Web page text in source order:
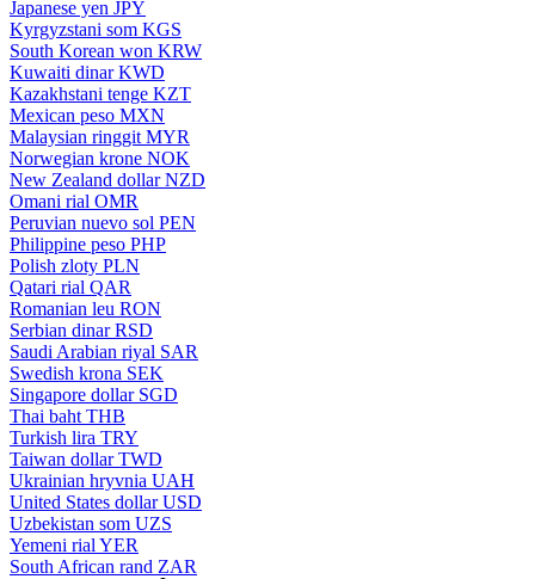
Japanese yen JPY
Kyrgyzstani som KGS
South Korean won KRW
Kuwaiti dinar KWD
Kazakhstani tenge KZT
Mexican peso MXN
Malaysian ringgit MYR
Norwegian krone NOK
New Zealand dollar NZD
Omani rial OMR
Peruvian nuevo sol PEN
Philippine peso PHP
Polish zloty PLN
Qatari rial QAR
Romanian leu RON
Serbian dinar RSD
Saudi Arabian riyal SAR
Swedish krona SEK
Singapore dollar SGD
Thai baht THB
Turkish lira TRY
Taiwan dollar TWD
Ukrainian hryvnia UAH
United States dollar USD
Uzbekistan som UZS
Yemeni rial YER
South African rand ZAR